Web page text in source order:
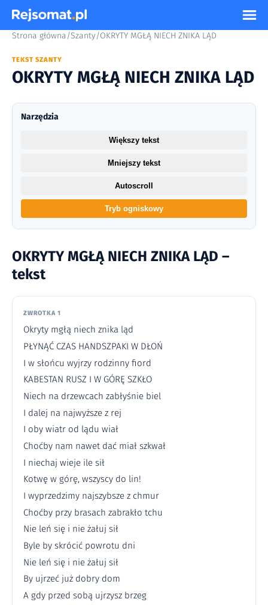
Strona główna/Szanty/OKRYTY MGŁĄ NIECH ZNIKA LĄD
TEKST SZANTY
OKRYTY MGŁĄ NIECH ZNIKA LĄD
OKRYTY MGŁĄ NIECH ZNIKA LĄD –
tekst
ZWROTKA 1
Okryty mgłą niech znika ląd
PŁYNĄĆ CZAS HANDSZPAKI W DŁOŃ
I w słońcu wyjrzy rodzinny fiord
KABESTAN RUSZ I W GÓRĘ SZKŁO
Niech na drzewcach zabłyśnie biel
I dalej na najwyższe z rej
I oby wiatr od lądu wiał
Choćby nam nawet dać miał szkwał
I niechaj wieje ile sił
Kotwę w górę, wszyscy do lin!
I wyprzedzimy najszybsze z chmur
Choćby przy brasach zabrakło tchu
Nie leń się i nie żałuj sił
Byle by skrócić powrotu dni
Nie leń się i nie żałuj sił
By ujrzeć już dobry dom
A gdy przed sobą ujrzysz brzeg
Narzędzia
Większy tekst
Mniejszy tekst
Autoscroll
Tryb ogniskowy